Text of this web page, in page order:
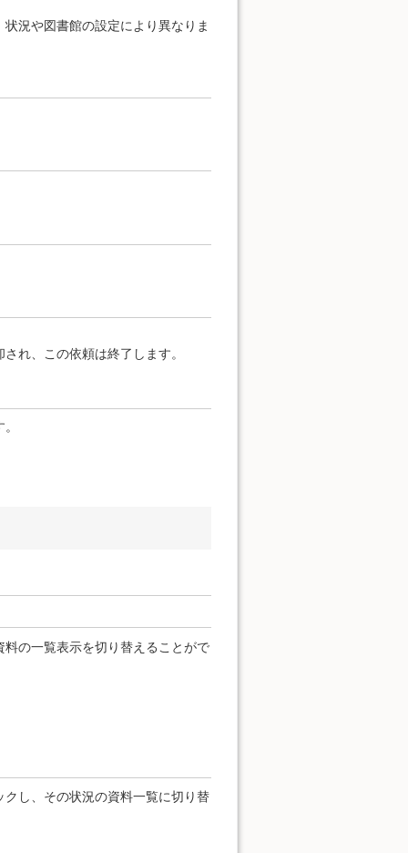
況や図書館の設定により異なりま
れ、この依頼は終了します。
の一覧表示を切り替えることがで
し、その状況の資料一覧に切り替